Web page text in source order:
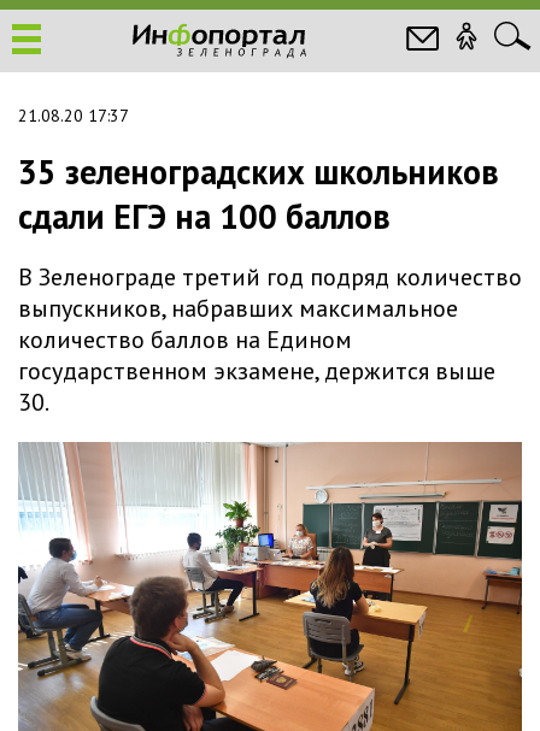
21.08.20 17:37
35 зеленоградских школьников
сдали ЕГЭ на 100 баллов
В Зеленограде третий год подряд количество
выпускников, набравших максимальное
количество баллов на Едином
государственном экзамене, держится выше
30.